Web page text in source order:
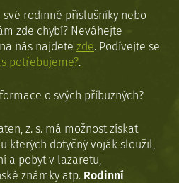
rodinné příslušníky nebo
zde chybí? Neváhejte
nás najdete zde. Podívejte se
potřebujeme?.
o svých příbuzných?
z. s. má možnost získat
kterých dotyčný voják sloužil,
a pobyt v lazaretu,
známky atp. Rodinní